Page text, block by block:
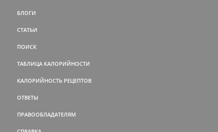
БЛОГИ
СТАТЬИ
ПОИСК
ТАБЛИЦА КАЛОРИЙНОСТИ
КАЛОРИЙНОСТЬ РЕЦЕПТОВ
ОТВЕТЫ
ПРАВООБЛАДАТЕЛЯМ